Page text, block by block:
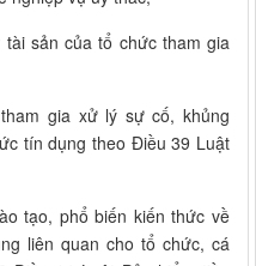
sản của tổ chức tham gia
gia xử lý sự cố, khủng
tín dụng theo Điều 39 Luật
tạo, phổ biến kiến thức về
liên quan cho tổ chức, cá